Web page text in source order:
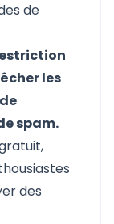
de
les
spam.
des